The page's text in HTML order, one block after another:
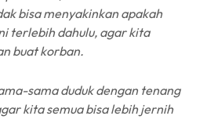
bisa menyakinkan apakah
terlebih dahulu, agar kita
buat korban.
sama duduk dengan tenang
kita semua bisa lebih jernih